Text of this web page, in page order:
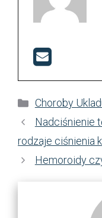
Kategorie
Choroby
Nadciśnienie
rodzaje ciśnienia
Hemoroidy